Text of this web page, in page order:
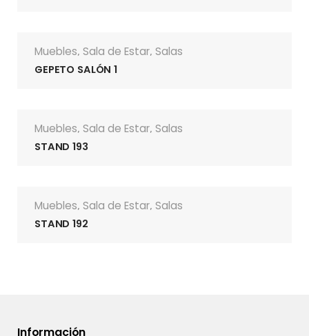
Muebles, Sala de Estar, Salas
GEPETO SALÓN 1
Muebles, Sala de Estar, Salas
STAND 193
Muebles, Sala de Estar, Salas
STAND 192
Información